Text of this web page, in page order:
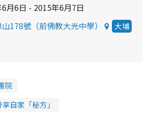
月6日 - 2015年6月7日
178號（前佛教大光中學） 大埔
院
自家「秘方」